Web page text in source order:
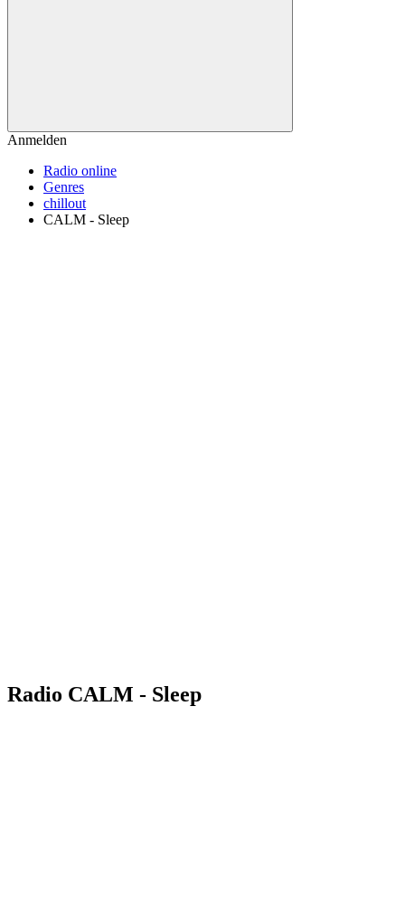
Anmelden
Radio online
Genres
chillout
CALM - Sleep
Radio CALM - Sleep